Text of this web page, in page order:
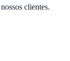
clientes.